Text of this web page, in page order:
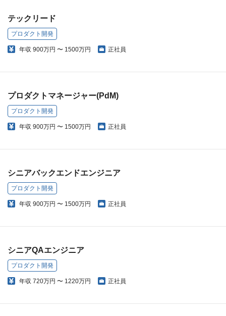
テックリード
プロダクト開発
年収 900万円 〜 1500万円 正社員
プロダクトマネージャー(PdM)
プロダクト開発
年収 900万円 〜 1500万円 正社員
シニアバックエンドエンジニア
プロダクト開発
年収 900万円 〜 1500万円 正社員
シニアQAエンジニア
プロダクト開発
年収 720万円 〜 1220万円 正社員